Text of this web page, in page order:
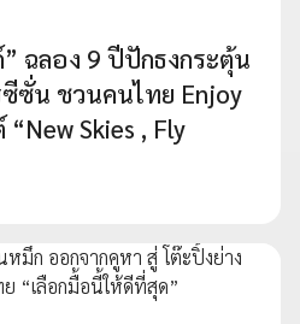
ฉลอง 9 ปีปักธงกระตุ้น
ซั่น ชวนคนไทย Enjoy
Skies , Fly